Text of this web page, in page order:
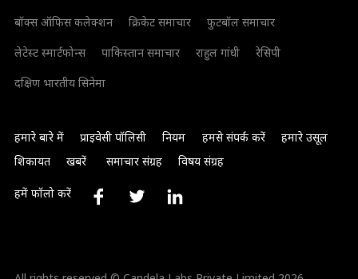
बॉक्स ऑफिस कलेक्शन
क्रिकेट समाचार
फुटबॉल समाचार
लेटेस्ट स्मार्टफोन्स
पाकिस्तान समाचार राहुल गांधी
रेसिपी
दक्षिण भारतीय सिनेमा
हमारे बारे में प्राइवेसी पॉलिसी नियम हमसे संपर्क करें
हमारे उसूल
शिकायत
खबरें समाचार संग्रह विषय संग्रह
हमें फॉलो करें